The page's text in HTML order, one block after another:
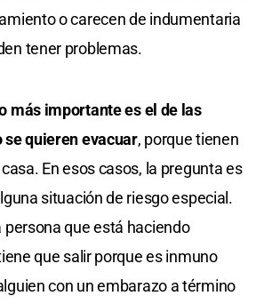
o carecen de indumentaria
tener problemas.
más importante es el de las
se quieren evacuar, porque tienen
En esos casos, la pregunta es
situación de riesgo especial.
persona que está haciendo
que salir porque es inmuno
con un embarazo a término